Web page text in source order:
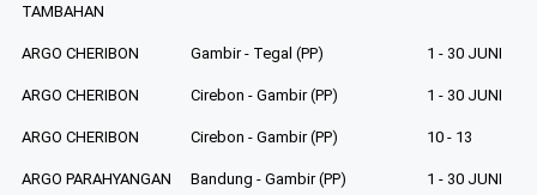
TAMBAHAN
ARGO CHERIBON Gambir - Tegal (PP) 1 - 30 JUNI
ARGO CHERIBON Cirebon - Gambir (PP) 1 - 30 JUNI
ARGO CHERIBON Cirebon - Gambir (PP) 10 - 13
ARGO PARAHYANGAN Bandung - Gambir (PP) 1 - 30 JUNI